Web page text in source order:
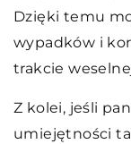
Dzięki temu
wypadków i
trakcie
Z kolei, jeśli
umiejętności